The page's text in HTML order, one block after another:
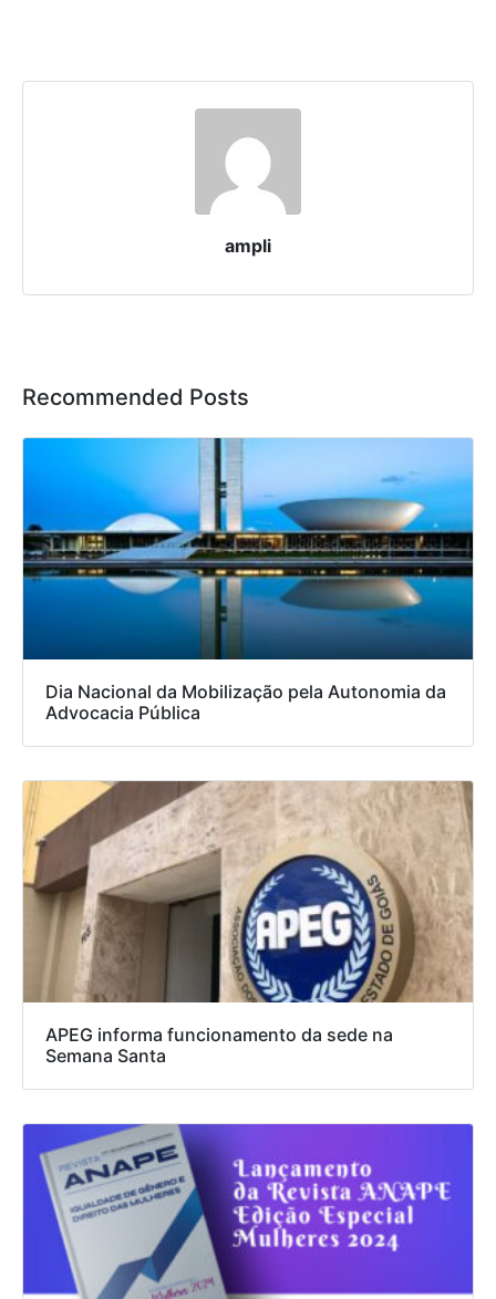
ampli
Recommended Posts
Dia Nacional da Mobilização pela Autonomia da
Advocacia Pública
APEG informa funcionamento da sede na
Semana Santa